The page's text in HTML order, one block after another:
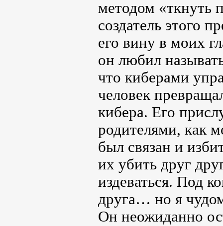
методом «ткнуть
создатель этого
его вину в моих
он любил
что киберами
человек
кибера. Его
родителями, как
был связан и
их убить друг
издеваться. Под
друга… но я
Он неожиданно